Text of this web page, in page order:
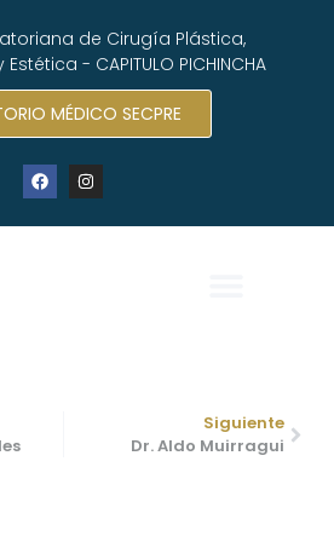
de Cirugía Plástica,
- CAPITULO PICHINCHA
MÉDICO SECPRE
Siguiente
Dr. Aldo Muirragui